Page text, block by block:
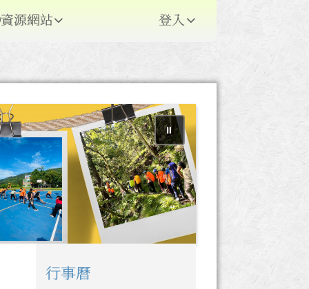
資源網站 登入
⏸
右邊區域內容
行事曆